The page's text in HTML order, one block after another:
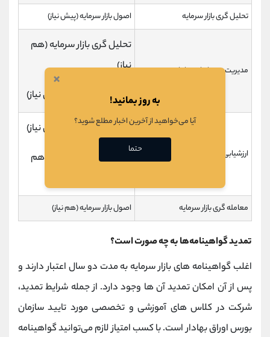
تحلیل گری بازار سرمایه اصول بازار سرمایه (پیش نیاز)
مدیریت سبد اوراق بهادار
تحلیل گری بازار سرمایه (هم
نیاز)
اصول بازار سرمایه (پیش نیاز)
ارزشیابی بازار سرمایه
اصول بازار سرمایه (پیش نیاز)
تحلیل گری بازار سرمایه (هم
معامله گری بازار سرمایه اصول بازار سرمایه (هم نیاز)
تمدیدگواهینامه‌ها به چه صورت است؟
اغلب گواهینامه های بازار سرمایه به مدت دو سال اعتبار دارند و
پس از آن امکان تمدید آن ها وجود دارد. از جمله شرایط تمدید،
شرکت در کلاس های آموزشی و تخصصی مورد تایید سازمان
بورس اوراق بهادار است. با کسب امتیاز لازم می‌توانید گواهینامه
×
به روز بمانید!
آیا می‌خواهید از آخرین اخبار مطلع شوید؟
حتما